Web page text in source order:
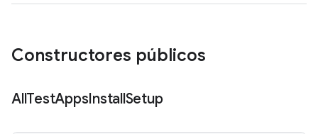
Constructores públicos
AllTestAppsInstallSetup